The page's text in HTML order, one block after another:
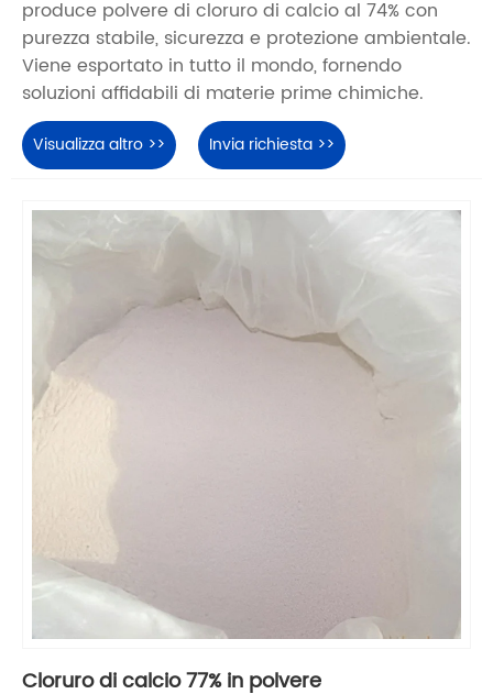
produce polvere di cloruro di calcio al 74% con
purezza stabile, sicurezza e protezione ambientale.
Viene esportato in tutto il mondo, fornendo
soluzioni affidabili di materie prime chimiche.
Visualizza altro >> Invia richiesta >>
Cloruro di calcio 77% in polvere